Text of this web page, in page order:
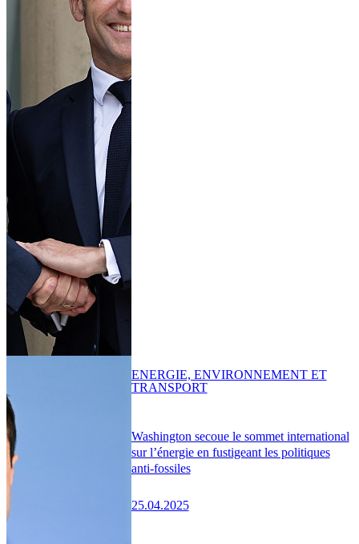
Washington secoue le sommet international
sur l’énergie en fustigeant les politiques
anti-fossiles
25.04.2025
ENERGIE, ENVIRONNEMENT ET
TRANSPORT